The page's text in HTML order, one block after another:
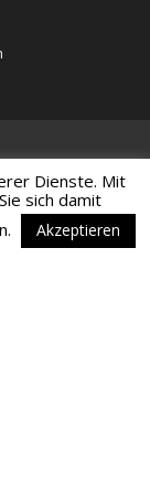
Dienste. Mit
sich damit
Akzeptieren